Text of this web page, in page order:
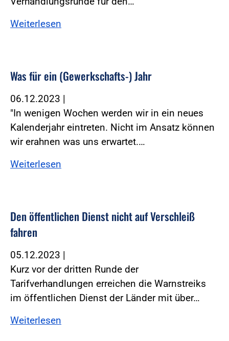
Weiterlesen
Was für ein (Gewerkschafts-) Jahr
06.12.2023 |
"In wenigen Wochen werden wir in ein neues
Kalenderjahr eintreten. Nicht im Ansatz können
wir erahnen was uns erwartet.…
Weiterlesen
Den öffentlichen Dienst nicht auf Verschleiß
fahren
05.12.2023 |
Kurz vor der dritten Runde der
Tarifverhandlungen erreichen die Warnstreiks
im öffentlichen Dienst der Länder mit über…
Weiterlesen